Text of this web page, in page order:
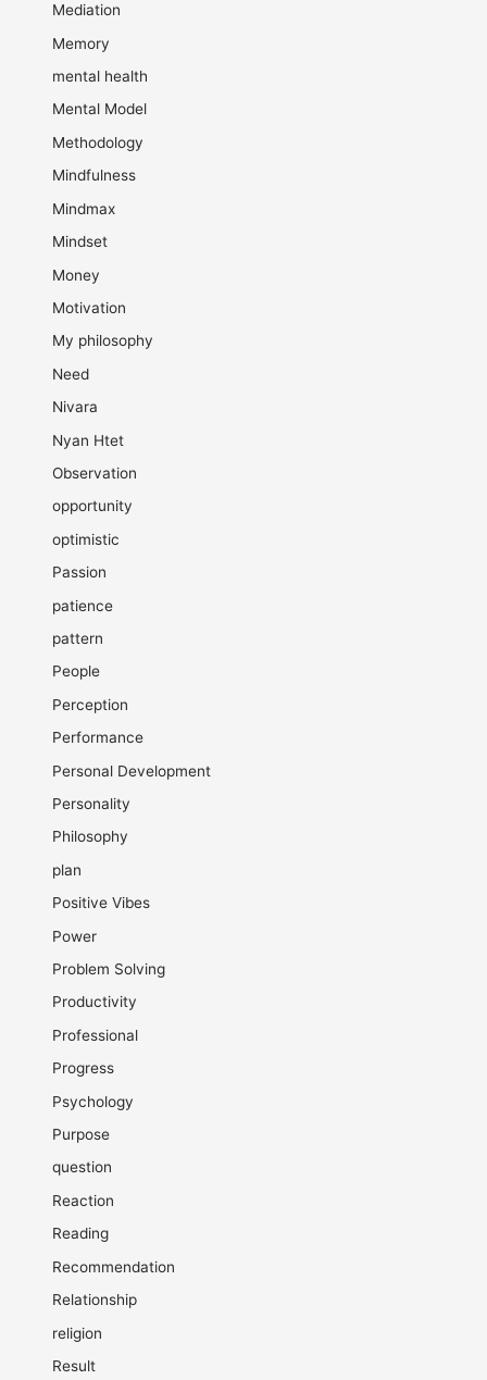
Mediation
Memory
mental health
Mental Model
Methodology
Mindfulness
Mindmax
Mindset
Money
Motivation
My philosophy
Need
Nivara
Nyan Htet
Observation
opportunity
optimistic
Passion
patience
pattern
People
Perception
Performance
Personal Development
Personality
Philosophy
plan
Positive Vibes
Power
Problem Solving
Productivity
Professional
Progress
Psychology
Purpose
question
Reaction
Reading
Recommendation
Relationship
religion
Result